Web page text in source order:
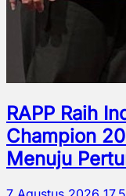
RAPP Raih
Champion
Menuju